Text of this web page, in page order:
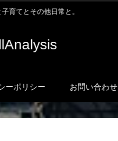
育てとその他日常と。
ーポリシー お問い合わせ